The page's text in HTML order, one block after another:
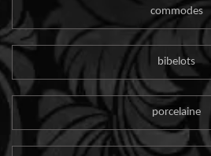
commodes
bibelots
porcelaine